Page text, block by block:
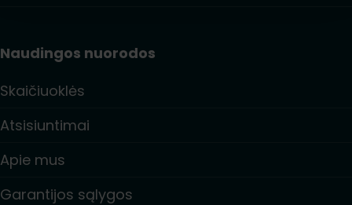
Naudingos nuorodos
Skaičiuoklės
Atsisiuntimai
Apie mus
Garantijos sąlygos